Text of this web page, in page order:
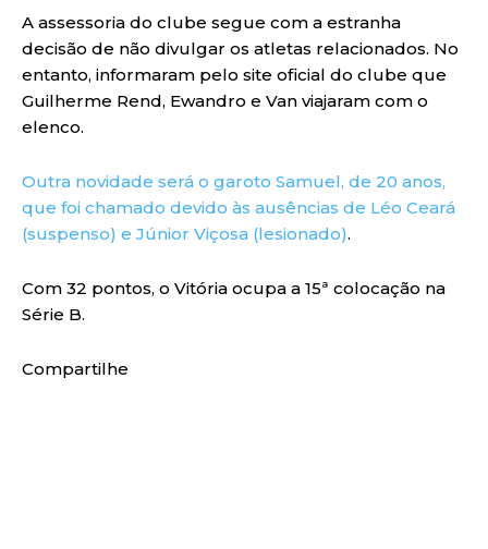
A assessoria do clube segue com a estranha
decisão de não divulgar os atletas relacionados. No
entanto, informaram pelo site oficial do clube que
Guilherme Rend, Ewandro e Van viajaram com o
elenco.
Outra novidade será o garoto Samuel, de 20 anos,
que foi chamado devido às ausências de Léo Ceará
(suspenso) e Júnior Viçosa (lesionado).
Com 32 pontos, o Vitória ocupa a 15ª colocação na
Série B.
Compartilhe